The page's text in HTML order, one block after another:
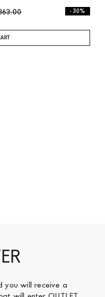
- 30%
you will receive a